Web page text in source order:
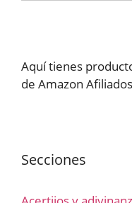
Aquí tienes
de Amazon Afiliados
Secciones